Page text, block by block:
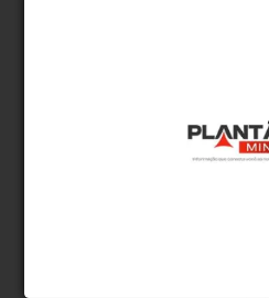
que não teve o nome
responder pelos crimes de